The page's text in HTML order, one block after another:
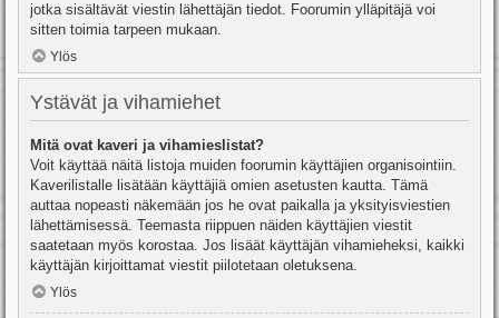
jotka sisältävät viestin lähettäjän tiedot. Foorumin ylläpitäjä voi
sitten toimia tarpeen mukaan.
Ylös
Ystävät ja vihamiehet
Mitä ovat kaveri ja vihamieslistat?
Voit käyttää näitä listoja muiden foorumin käyttäjien organisointiin.
Kaverilistalle lisätään käyttäjiä omien asetusten kautta. Tämä
auttaa nopeasti näkemään jos he ovat paikalla ja yksityisviestien
lähettämisessä. Teemasta riippuen näiden käyttäjien viestit
saatetaan myös korostaa. Jos lisäät käyttäjän vihamieheksi, kaikki
käyttäjän kirjoittamat viestit piilotetaan oletuksena.
Ylös